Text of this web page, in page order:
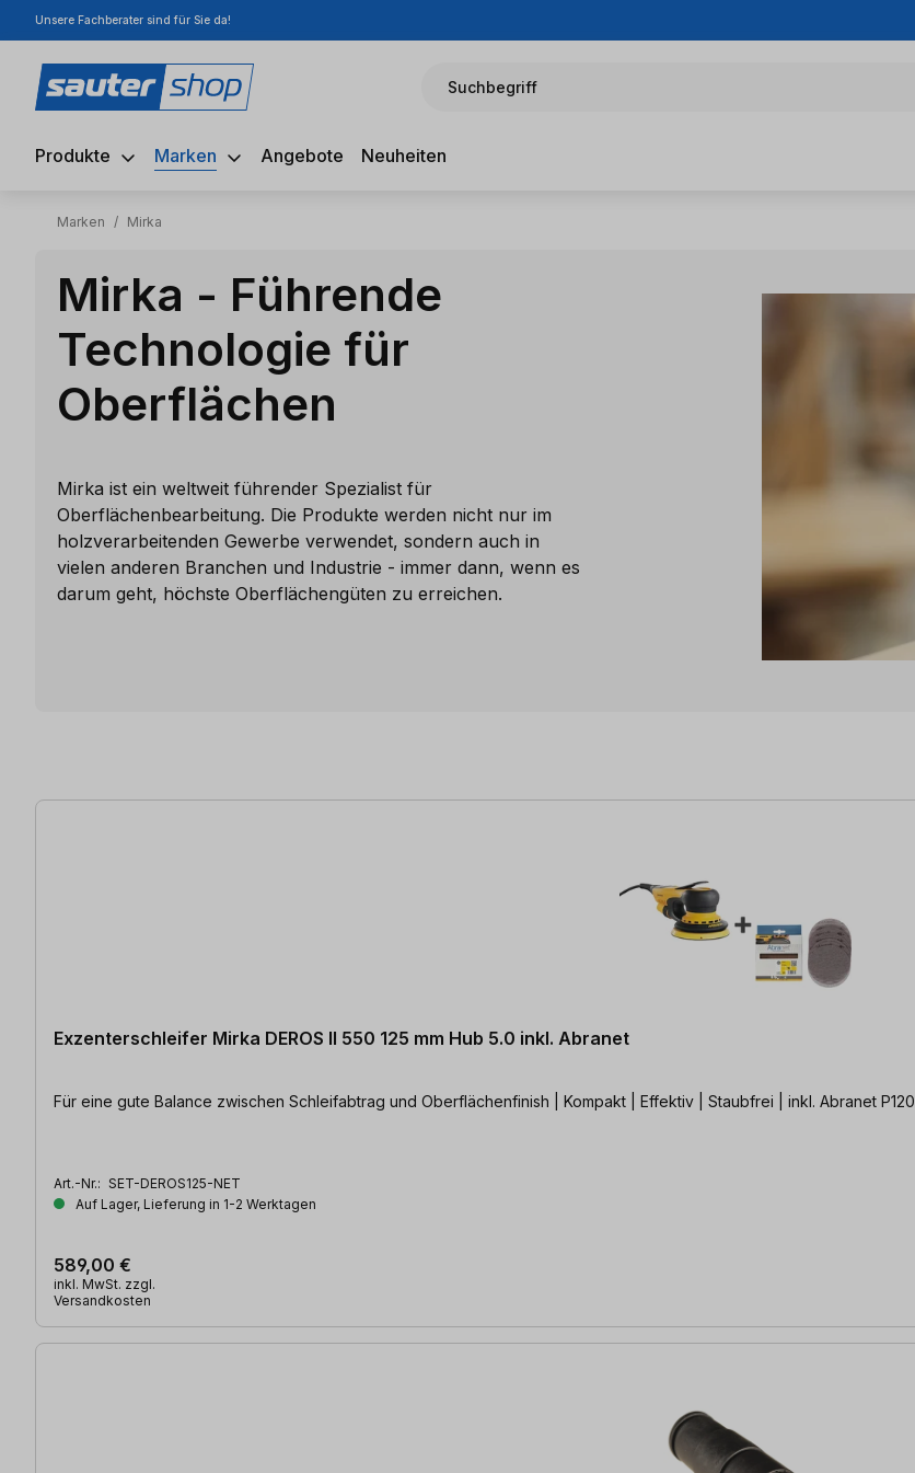
Hauptinhalt springen
Zur Suche springen
Zur Hauptnavigation springen
Unsere Fachberater sind für Sie da!
Suchbegriff
Produkte Marken Angebote Neuheiten
Marken / Mirka
Mirka - Führende
Technologie für
Oberflächen
Mirka ist ein weltweit führender Spezialist für
Oberflächenbearbeitung. Die Produkte werden nicht nur im
holzverarbeitenden Gewerbe verwendet, sondern auch in
vielen anderen Branchen und Industrie - immer dann, wenn es
darum geht, höchste Oberflächengüten zu erreichen.
Exzenterschleifer Mirka DEROS II 550 125 mm Hub 5.0 inkl. Abranet
Für eine gute Balance zwischen Schleifabtrag und Oberflächenfinish | Kompakt | Effektiv | Staubfrei | inkl. Abranet P120
Art.-Nr.: SET-DEROS125-NET
Auf Lager, Lieferung in 1-2 Werktagen
589,00 €
inkl. MwSt. zzgl.
Versandkosten